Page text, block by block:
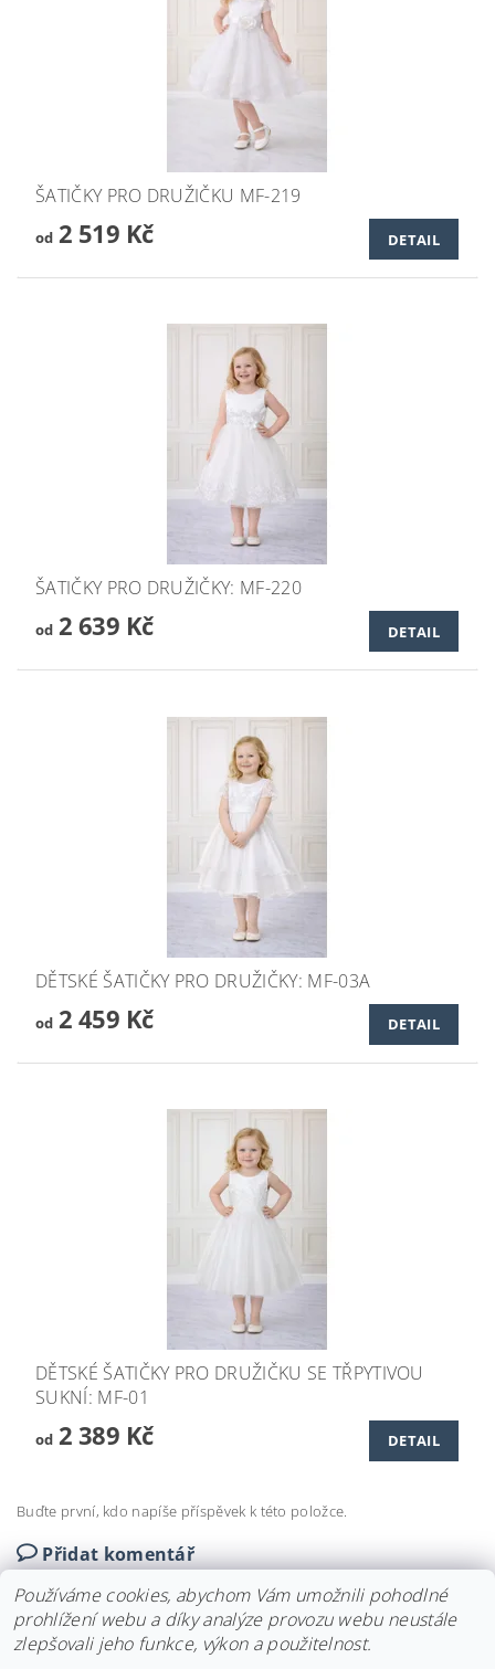
ŠATIČKY PRO DRUŽIČKU MF-219
od2 519 Kč DETAIL
ŠATIČKY PRO DRUŽIČKY: MF-220
od2 639 Kč DETAIL
DĚTSKÉ ŠATIČKY PRO DRUŽIČKY: MF-03A
od2 459 Kč DETAIL
DĚTSKÉ ŠATIČKY PRO DRUŽIČKU SE TŘPYTIVOU
SUKNÍ: MF-01
od2 389 Kč DETAIL
Buďte první, kdo napíše příspěvek k této položce.
Přidat komentář
Používáme cookies, abychom Vám umožnili pohodlné
prohlížení webu a díky analýze provozu webu neustále
zlepšovali jeho funkce, výkon a použitelnost.